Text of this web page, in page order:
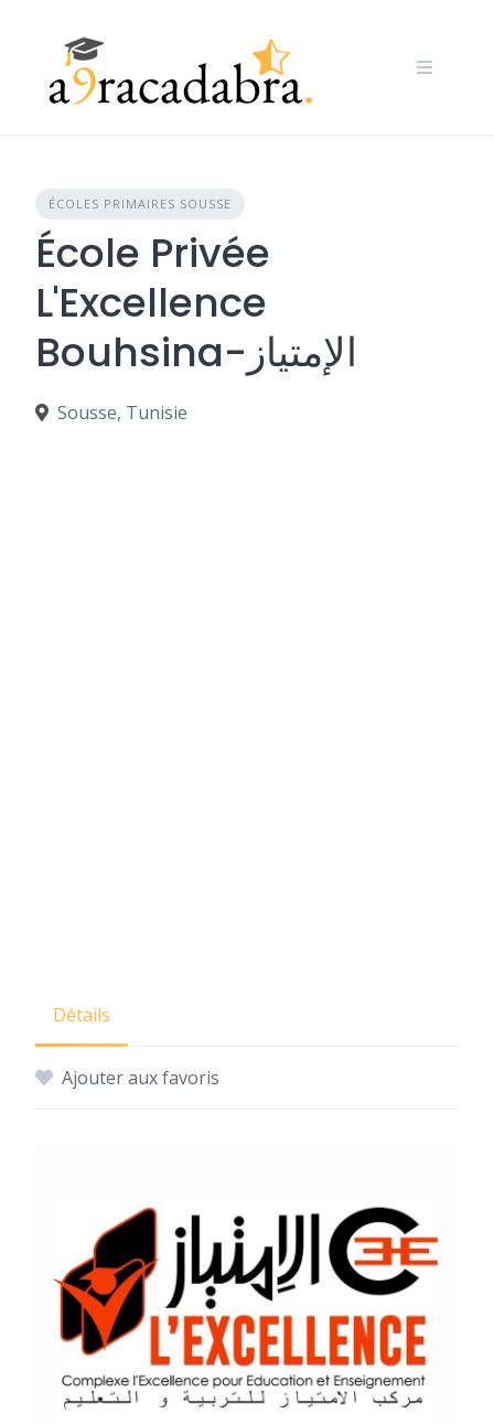
ÉCOLES PRIMAIRES SOUSSE
École Privée
L'Excellence
Bouhsina-الإمتياز
Sousse, Tunisie
Détails
Ajouter aux favoris